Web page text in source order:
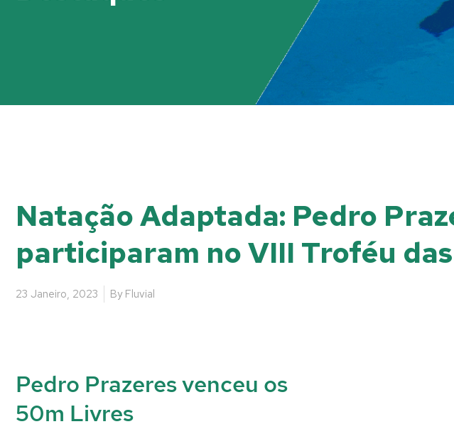
Natação Adaptada: Pedro
participaram no VIII Troféu
23 Janeiro, 2023 By Fluvial
Pedro Prazeres venceu os
50m Livres